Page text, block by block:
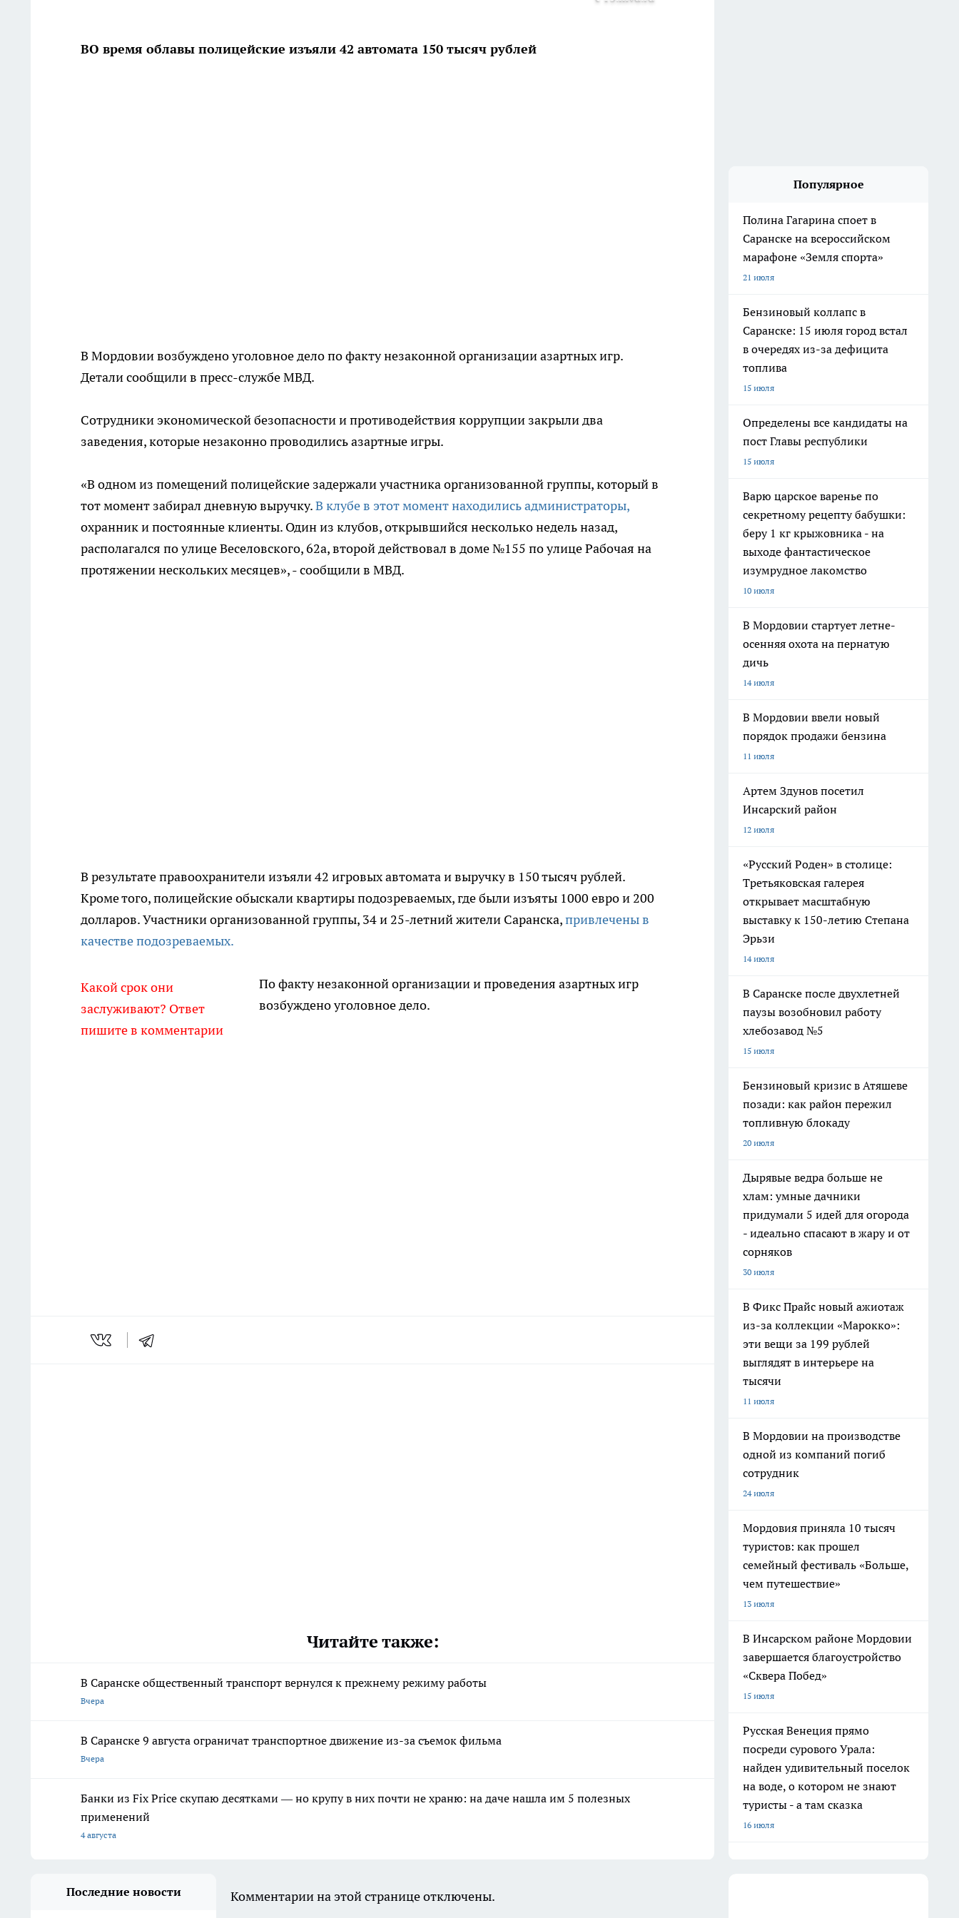
ВО время облавы полицейские изъяли 42 автомата 150 тысяч рублей
В Мордовии возбуждено уголовное дело по факту незаконной организации азартных игр.
Детали сообщили в пресс-службе МВД.
Сотрудники экономической безопасности и противодействия коррупции закрыли два
заведения, которые незаконно проводились азартные игры.
«В одном из помещений полицейские задержали участника организованной группы, который в
тот момент забирал дневную выручку.В клубе в этот момент находились администраторы,
охранник и постоянные клиенты. Один из клубов, открывшийся несколько недель назад,
располагался по улице Веселовского, 62а, второй действовал в доме №155 по улице Рабочая на
протяжении нескольких месяцев», - сообщили в МВД.
В результате правоохранители изъяли 42 игровых автомата и выручку в 150 тысяч рублей.
Кроме того, полицейские обыскали квартиры подозреваемых, где были изъяты 1000 евро и 200
долларов. Участники организованной группы, 34 и 25-летний жители Саранска,привлечены в
качестве подозреваемых.
Какой срок они
заслуживают? Ответ
пишите в комментарии
По факту незаконной организации и проведения азартных игр
возбуждено уголовное дело.
Читайте также:
В Саранске общественный транспорт вернулся к прежнему режиму работы
Вчера
В Саранске 9 августа ограничат транспортное движение из-за съемок фильма
Вчера
Банки из Fix Price скупаю десятками — но крупу в них почти не храню: на даче нашла им 5 полезных
применений
4 августа
Популярное
Полина Гагарина споет в
Саранске на всероссийском
марафоне «Земля спорта»
21 июля
Бензиновый коллапс в
Саранске: 15 июля город встал
в очередях из-за дефицита
топлива
15 июля
Определены все кандидаты на
пост Главы республики
15 июля
Варю царское варенье по
секретному рецепту бабушки:
беру 1 кг крыжовника - на
выходе фантастическое
изумрудное лакомство
10 июля
В Мордовии стартует летне-
осенняя охота на пернатую
дичь
14 июля
В Мордовии ввели новый
порядок продажи бензина
11 июля
Артем Здунов посетил
Инсарский район
12 июля
«Русский Роден» в столице:
Третьяковская галерея
открывает масштабную
выставку к 150-летию Степана
Эрьзи
14 июля
В Саранске после двухлетней
паузы возобновил работу
хлебозавод №5
15 июля
Бензиновый кризис в Атяшеве
позади: как район пережил
топливную блокаду
20 июля
Дырявые ведра больше не
хлам: умные дачники
придумали 5 идей для огорода
- идеально спасают в жару и от
сорняков
30 июля
В Фикс Прайс новый ажиотаж
из-за коллекции «Марокко»:
эти вещи за 199 рублей
выглядят в интерьере на
тысячи
11 июля
В Мордовии на производстве
одной из компаний погиб
сотрудник
24 июля
Мордовия приняла 10 тысяч
туристов: как прошел
семейный фестиваль «Больше,
чем путешествие»
13 июля
В Инсарском районе Мордовии
завершается благоустройство
«Сквера Побед»
15 июля
Русская Венеция прямо
посреди сурового Урала:
найден удивительный поселок
на воде, о котором не знают
туристы - а там сказка
16 июля
Последние новости Комментарии на этой странице отключены.